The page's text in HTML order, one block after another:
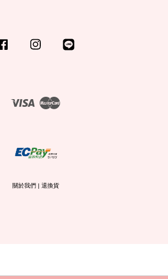
Facebook Instagram
Visa
關於我們| 退換貨